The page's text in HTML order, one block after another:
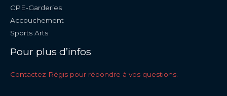
CPE-Garderies
Accouchement
Sports Arts
Pour plus d’infos
Contactez Régis pour répondre à vos questions.